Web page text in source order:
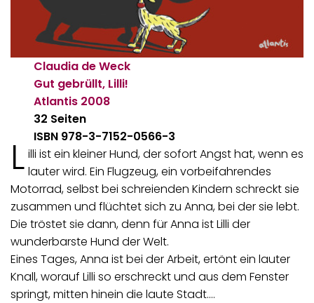
Claudia de Weck
Gut gebrüllt, Lilli!
Atlantis 2008
32 Seiten
ISBN 978-3-7152-0566-3
L illi ist ein kleiner Hund, der sofort Angst hat, wenn es
lauter wird. Ein Flugzeug, ein vorbeifahrendes
Motorrad, selbst bei schreienden Kindern schreckt sie
zusammen und flüchtet sich zu Anna, bei der sie lebt.
Die tröstet sie dann, denn für Anna ist Lilli der
wunderbarste Hund der Welt.
Eines Tages, Anna ist bei der Arbeit, ertönt ein lauter
Knall, worauf Lilli so erschreckt und aus dem Fenster
springt, mitten hinein die laute Stadt.…